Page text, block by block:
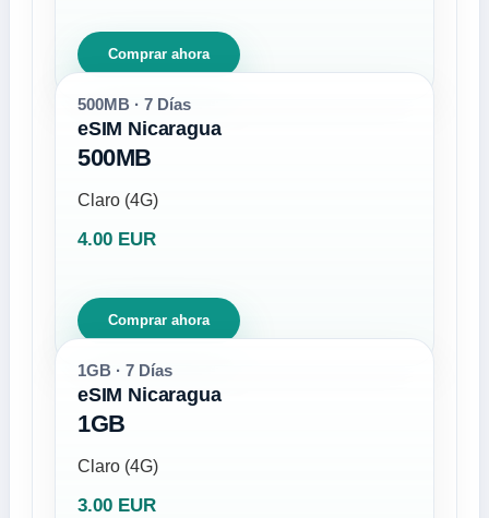
Comprar ahora
500MB · 7 Días
eSIM Nicaragua
500MB
Claro (4G)
4.00 EUR
Comprar ahora
1GB · 7 Días
eSIM Nicaragua
1GB
Claro (4G)
3.00 EUR